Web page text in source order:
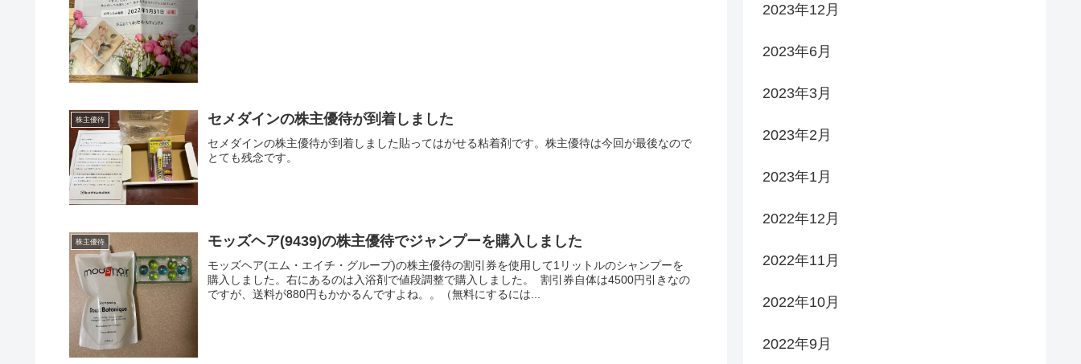
株主優待 セメダインの株主優待が到着しました
セメダインの株主優待が到着しました貼ってはがせる粘着剤です。株主優待は今回が最後なので
とても残念です。
株主優待 モッズヘア(9439)の株主優待でジャンプーを購入しました
モッズヘア(エム・エイチ・グループ)の株主優待の割引券を使用して1リットルのシャンプーを
購入しました。右にあるのは入浴剤で値段調整で購入しました。 割引券自体は4500円引きなの
ですが、送料が880円もかかるんですよね。。（無料にするには...
2023年12月
2023年6月
2023年3月
2023年2月
2023年1月
2022年12月
2022年11月
2022年10月
2022年9月